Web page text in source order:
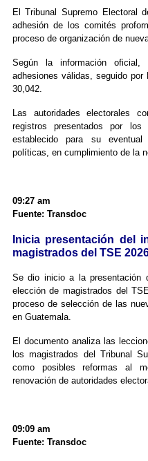
El Tribunal Supremo Electoral
adhesión de los comités
proceso de organización de
Según la información
adhesiones válidas, seguido
30,042.
Las autoridades electorales
registros presentados por
establecido para su eventual
políticas, en cumplimiento de la
09:27 am
Fuente: Transdoc
Inicia presentación del
magistrados del TSE
Se dio inicio a la presentación
elección de magistrados del
proceso de selección de las
en Guatemala.
El documento analiza las
los magistrados del Tribunal
como posibles reformas al
renovación de autoridades
09:09 am
Fuente: Transdoc